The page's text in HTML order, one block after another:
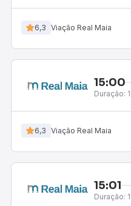
6,3 Viação Real Maia
15:00
Duração:
6,3 Viação Real Maia
15:01
Duração: